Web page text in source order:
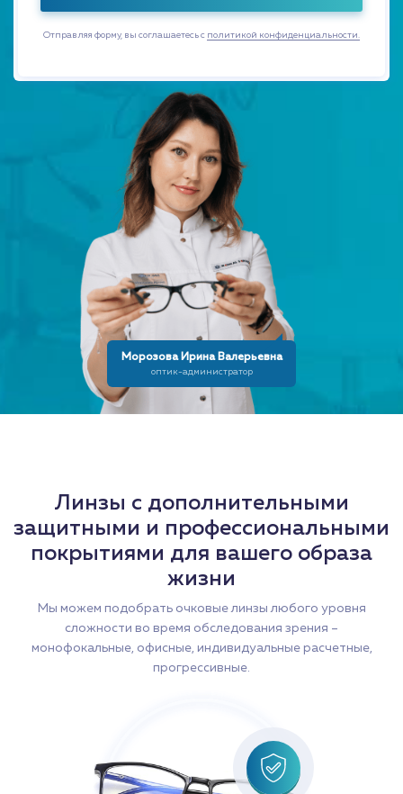
Морозова Ирина Валерьевна
оптик-администратор
Отправляя форму, вы соглашаетесь с политикой конфиденциальности.
Линзы с дополнительными
защитными и профессиональными
покрытиями для вашего образа
жизни
Мы можем подобрать очковые линзы любого уровня
сложности во время обследования зрения –
монофокальные, офисные, индивидуальные расчетные,
прогрессивные.